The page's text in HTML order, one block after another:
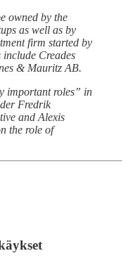
owned by the
as well as by
firm started by
include Creades
& Mauritz AB.
important roles” in
Fredrik
and Alexis
the role of